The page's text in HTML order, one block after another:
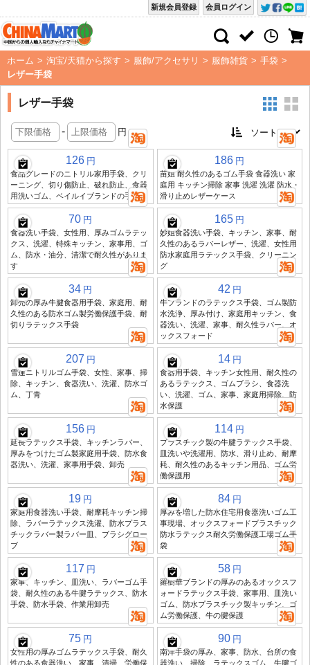
会員ログイン
新規会員登録
ホーム > 淘宝/天猫から探す > 服飾/アクセサリ > 服飾雑貨 > 手袋 >
レザー手袋
レザー手袋
- 円
126 円
食品グレードのニトリル家用手袋、クリ
ーニング、切り傷防止、破れ防止、食器
用洗いゴム、ベイルイブランドの手袋
186 円
苗姐 耐久性のあるゴム手袋 食器洗い 家
庭用 キッチン掃除 家事 洗濯 洗濯 防水・
滑り止めレザーケース
70 円
食器洗い手袋、女性用、厚みゴムラテッ
クス、洗濯、特殊キッチン、家事用、ゴ
ム、防水・油分、清潔で耐久性がありま
す
165 円
妙姐食器洗い手袋、キッチン、家事、耐
久性のあるラバーレザー、洗濯、女性用
防水家庭用ラテックス手袋、クリーニン
グ
34 円
卸売の厚み牛腱食器用手袋、家庭用、耐
久性のある防水ゴム製労働保護手袋、耐
切りラテックス手袋
42 円
牛ブランドのラテックス手袋、ゴム製防
水洗浄、厚み付け、家庭用キッチン、食
器洗い、洗濯、家事、耐久性ラバー、オ
ックスフォード
207 円
雪蓮ニトリルゴム手袋、女性、家事、掃
除、キッチン、食器洗い、洗濯、防水ゴ
ム、丁青
14 円
食器用手袋、キッチン女性用、耐久性の
あるラテックス、ゴムブラシ、食器洗
い、洗濯、ゴム、家事、家庭用掃除、防
水保護
156 円
延長ラテックス手袋、キッチンラバー、
厚みをつけたゴム製家庭用手袋、防水食
器洗い、洗濯、家事用手袋、卸売
114 円
プラスチック製の牛腱ラテックス手袋、
皿洗いや洗濯用、防水、滑り止め、耐摩
耗、耐久性のあるキッチン用品、ゴム労
働保護用
19 円
家庭用食器洗い手袋、耐摩耗キッチン掃
除、ラバーラテックス洗濯、防水プラス
チックラバー製ラバー皿、ブラシグロー
ブ
84 円
厚みを増した防水住宅用食器洗いゴム工
事現場、オックスフォードプラスチック
防水ラテックス耐久労働保護工場ゴム手
袋
117 円
家事、キッチン、皿洗い、ラバーゴム手
袋、耐久性のある牛腱ラテックス、防水
手袋、防水手袋、作業用卸売
58 円
羅樹華ブランドの厚みのあるオックスフ
ォードラテックス手袋、家事用、皿洗い
ゴム、防水プラスチック製キッチン、ゴ
ム労働保護、牛の腱保護
75 円
女性用の厚みゴムラテックス手袋、耐久
性のある食器洗い、家事、清掃、労働保
90 円
南洋手袋の厚み、家事、防水、台所の食
器洗い、掃除、ラテックスゴム、牛腱ゴ